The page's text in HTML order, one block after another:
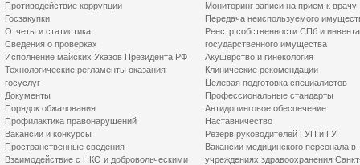
Противодействие коррупции
Госзакупки
Отчеты и статистика
Сведения о проверках
Исполнение майских Указов Президента РФ
Технологические регламенты оказания
госуслуг
Документы
Порядок обжалования
Профилактика правонарушений
Вакансии и конкурсы
Пространственные сведения
Взаимодействие с НКО и добровольческими
Мониторинг записи на прием к врачу
Передача неиспользуемого
Реестр собственности СПб и
государственного имущества
Акушерство и гинекология
Клинические рекомендации
Целевая подготовка специалистов
Профессиональные стандарты
Антидопинговое обеспечение
Наставничество
Резерв руководителей ГУП и ГУ
Вакансии медицинского персонала в
учреждениях здравоохранения